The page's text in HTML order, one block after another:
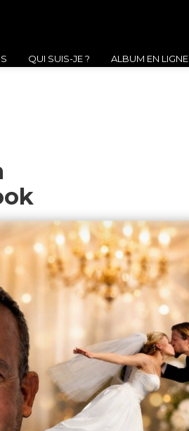
QUI SUIS-JE ? ALBUM EN LIGNE